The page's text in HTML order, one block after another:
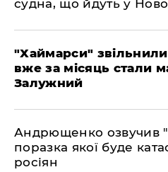
судна, що йдуть у
"Хаймарси"
вже за місяць стали
Залужний
Андрющенко озвучив
поразка якої буде
росіян